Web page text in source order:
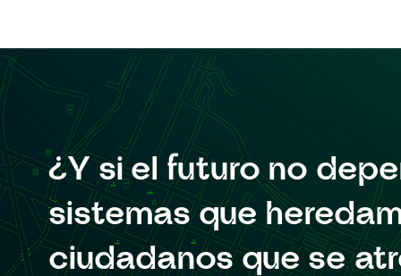
¿Y si el futuro no
sistemas que
ciudadanos que se